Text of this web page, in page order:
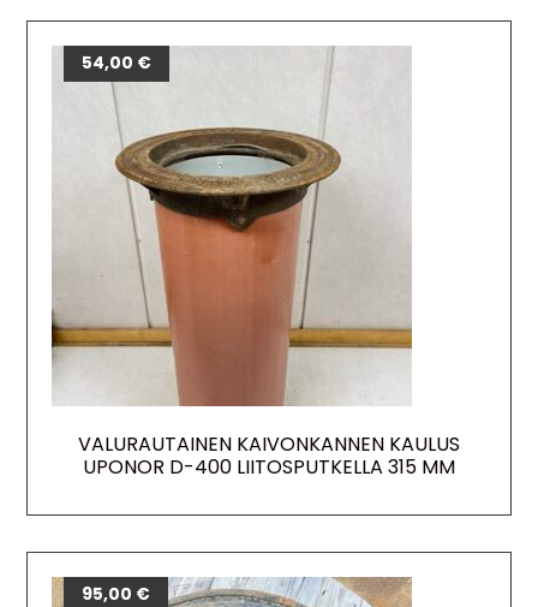
VALURAUTAINEN KAIVONKANNEN KAULUS
UPONOR D-400 LIITOSPUTKELLA 315 MM
54,00 €
95,00 €